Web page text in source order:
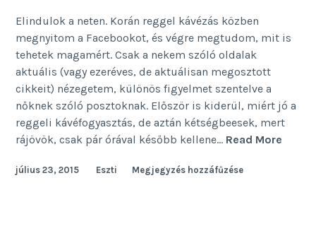
Elindulok a neten. Korán reggel kávézás közben
megnyitom a Facebookot, és végre megtudom, mit is
tehetek magamért. Csak a nekem szóló oldalak
aktuális (vagy ezeréves, de aktuálisan megosztott
cikkeit) nézegetem, különös figyelmet szentelve a
nőknek szóló posztoknak. Először is kiderül, miért jó a
reggeli kávéfogyasztás, de aztán kétségbeesek, mert
rájövök, csak pár órával később kellene… Read More
július 23, 2015 Eszti Megjegyzés hozzáfűzése